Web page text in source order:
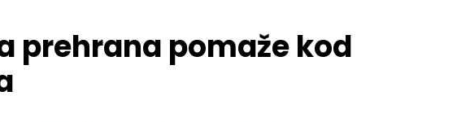
prehrana pomaže kod